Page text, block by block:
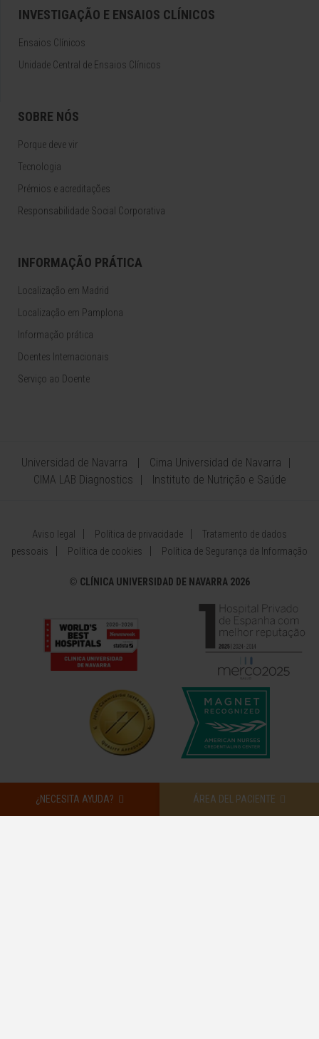
¿NECESITA AYUDA? ÁREA DEL PACIENTE
INVESTIGAÇÃO E ENSAIOS CLÍNICOS
Ensaios Clínicos
Unidade Central de Ensaios Clínicos
SOBRE NÓS
Porque deve vir
Tecnologia
Prémios e acreditações
Responsabilidade Social Corporativa
INFORMAÇÃO PRÁTICA
Localização em Madrid
Localização em Pamplona
Informação prática
Doentes Internacionais
Serviço ao Doente
Universidad de Navarra
Cima Universidad de Navarra
CIMA LAB Diagnostics
Instituto de Nutrição e Saúde
Aviso legal Política de privacidade
Tratamento de dados
pessoais
Política de cookies Política de Segurança da Informação
© CLÍNICA UNIVERSIDAD DE NAVARRA 2026